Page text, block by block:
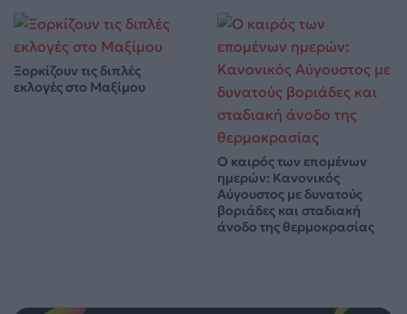
Ξορκίζουν τις διπλές
εκλογές στο Μαξίμου
Ο καιρός των επομένων
ημερών: Κανονικός
Αύγουστος με δυνατούς
βοριάδες και σταδιακή
άνοδο της θερμοκρασίας